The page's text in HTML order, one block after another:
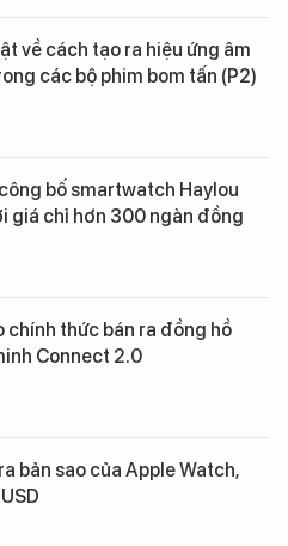
về cách tạo ra hiệu ứng âm
các bộ phim bom tấn (P2)
bố smartwatch Haylou
giá chỉ hơn 300 ngàn đồng
chính thức bán ra đồng hồ
Connect 2.0
bản sao của Apple Watch,